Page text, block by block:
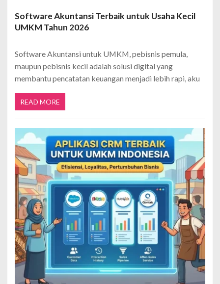
Software Akuntansi Terbaik untuk Usaha Kecil
UMKM Tahun 2026
Software Akuntansi untuk UMKM, pebisnis pemula,
maupun pebisnis kecil adalah solusi digital yang
membantu pencatatan keuangan menjadi lebih rapi, aku
READ MORE